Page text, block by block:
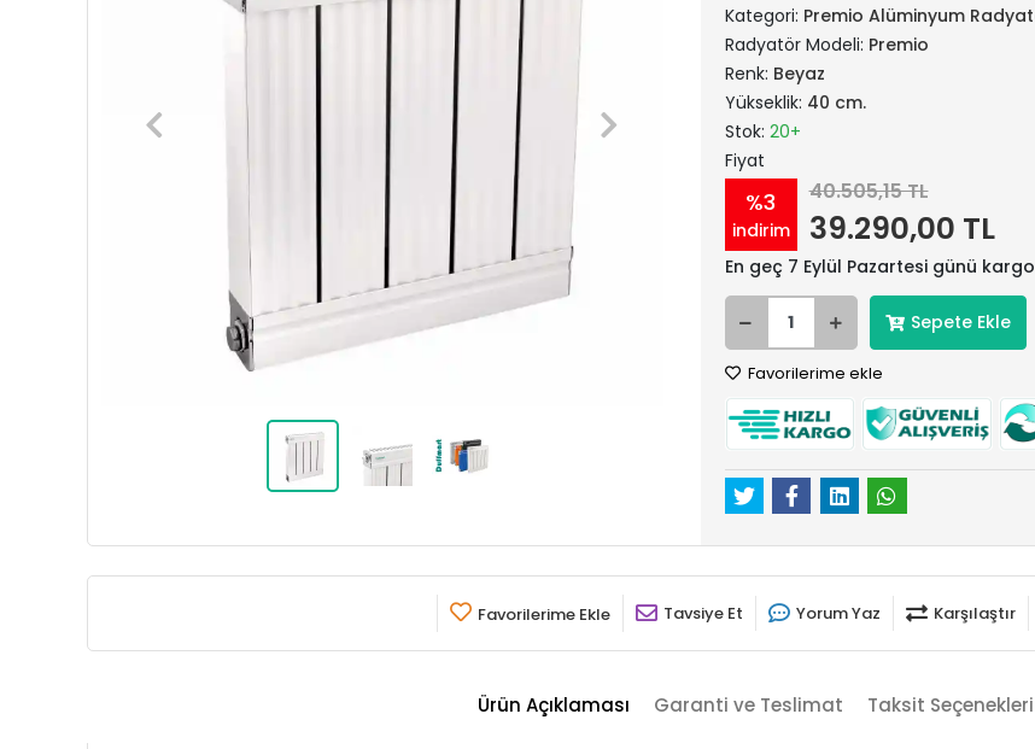
Kategori: Premio Alüminyum
Radyatör Modeli: Premio
Renk: Beyaz
Yükseklik: 40 cm.
Stok: 20+
Fiyat
%3
indirim
40.505,15 TL
39.290,00 TL
En geç 7 Eylül Pazartesi günü
Sepete Ekle
Favorilerime ekle
Favorilerime Ekle Tavsiye Et Yorum Yaz Karşılaştır
Ürün Açıklaması Garanti ve Teslimat Taksit Seçenekleri